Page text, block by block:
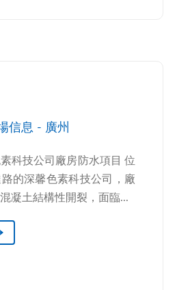
信息 - 廣州
科技公司廠房防水項目 位
的深馨色素科技公司，廠
凝土結構性開裂，面臨...